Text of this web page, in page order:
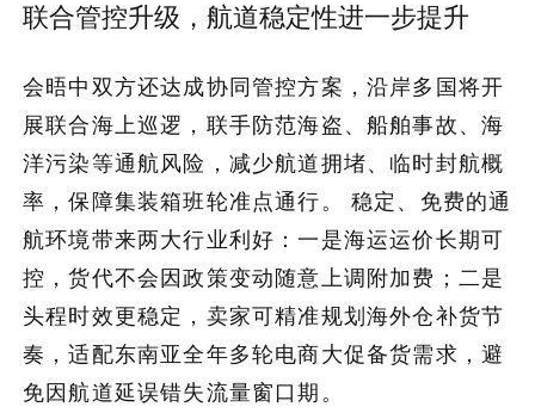
联合管控升级，航道稳定性进一步提升
会晤中双方还达成协同管控方案，沿岸多国将开
展联合海上巡逻，联手防范海盗、船舶事故、海
洋污染等通航风险，减少航道拥堵、临时封航概
率，保障集装箱班轮准点通行。 稳定、免费的通
航环境带来两大行业利好：一是海运运价长期可
控，货代不会因政策变动随意上调附加费；二是
头程时效更稳定，卖家可精准规划海外仓补货节
奏，适配东南亚全年多轮电商大促备货需求，避
免因航道延误错失流量窗口期。